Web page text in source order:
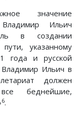
значение
Ильич
в создании
указанному
года и русской
Ильич в
должен
беднейшие,
6.